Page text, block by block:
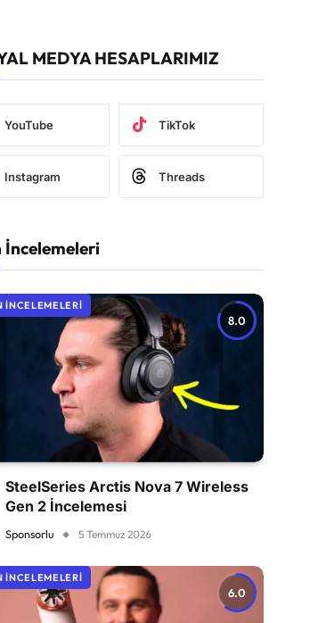
MEDYA HESAPLARIMIZ
YouTube TikTok
Instagram Threads
İncelemeleri
8.0
İNCELEMELERI
SteelSeries Arctis Nova 7 Wireless
Gen 2 İncelemesi
Sponsorlu 5 Temmuz 2026
6.0
İNCELEMELERI